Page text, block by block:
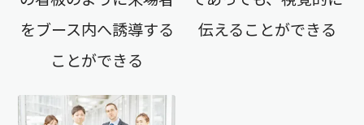
をブース内へ誘導する
ことができる
伝えることができる